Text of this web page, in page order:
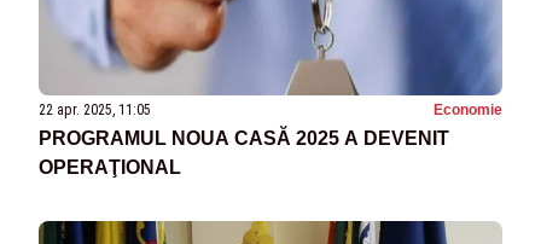
22 apr. 2025, 11:05 Economie
PROGRAMUL NOUA CASĂ 2025 A DEVENIT
OPERAŢIONAL